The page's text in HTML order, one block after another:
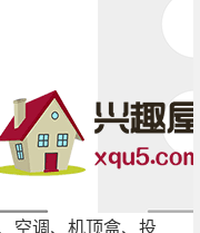
空调、机顶盒、投